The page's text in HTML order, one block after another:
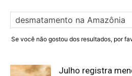
Se você não gostou dos resultados, por
Julho registra